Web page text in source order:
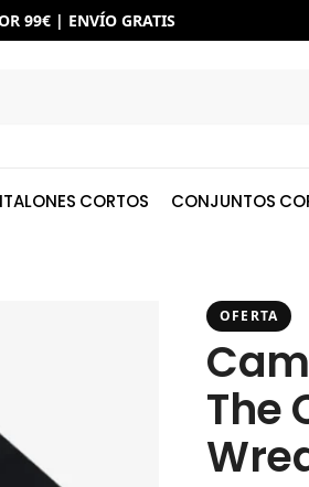
99€ | ENVÍO GRATIS
CORTOS CONJUNTOS
OFERTA
The